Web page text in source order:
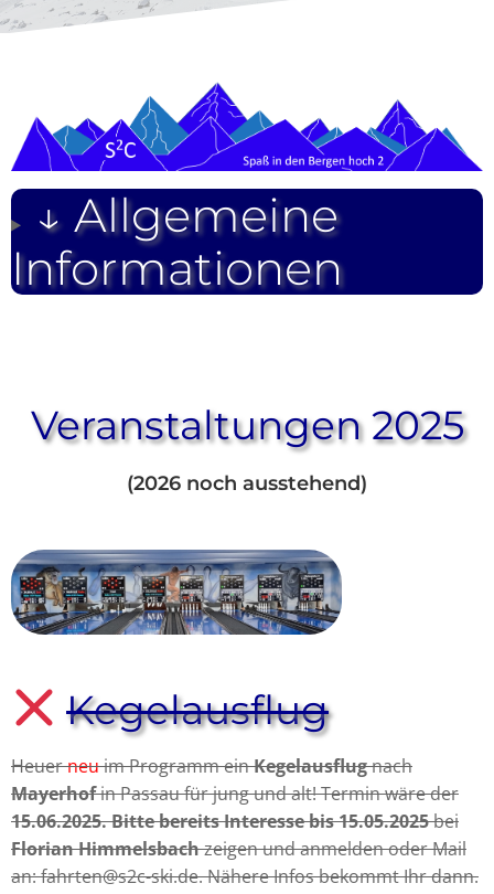
↓ Allgemeine
Informationen
Veranstaltungen 2025
(2026 noch ausstehend)
Kegelausflug
Heuerneuim Programm einKegelausflugnach
Mayerhofin Passau für jung und alt! Termin wäre der
15.06.2025. Bitte bereits Interesse bis 15.05.2025bei
Florian Himmelsbachzeigen und anmelden oder Mail
an: fahrten@s2c-ski.de. Nähere Infos bekommt Ihr dann.